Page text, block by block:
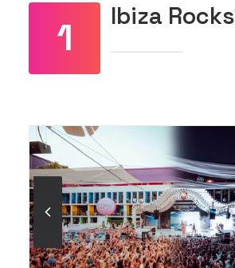
1 Ibiza Rocks